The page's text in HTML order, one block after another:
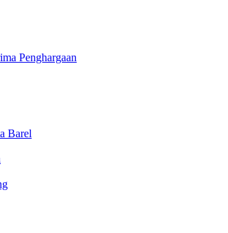
Penghargaan
Barel